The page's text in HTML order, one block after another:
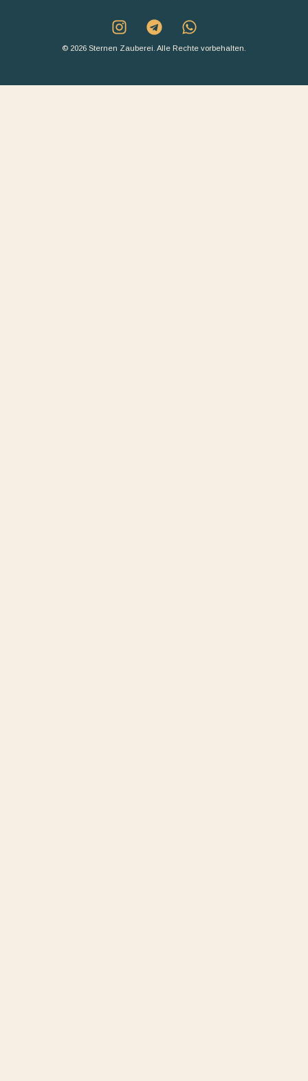
© 2026 Sternen Zauberei. Alle Rechte vorbehalten.